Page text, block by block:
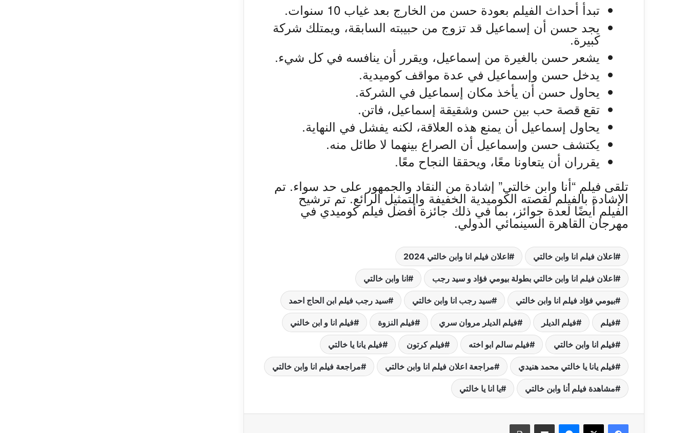
تبدأ أحداث الفيلم بعودة حسن من الخارج بعد غياب 10 سنوات.
يجد حسن أن إسماعيل قد تزوج من حبيبته السابقة، ويمتلك شركة
كبيرة.
يشعر حسن بالغيرة من إسماعيل، ويقرر أن ينافسه في كل شيء.
يدخل حسن وإسماعيل في عدة مواقف كوميدية.
يحاول حسن أن يأخذ مكان إسماعيل في الشركة.
تقع قصة حب بين حسن وشقيقة إسماعيل، فاتن.
يحاول إسماعيل أن يمنع هذه العلاقة، لكنه يفشل في النهاية.
يكتشف حسن وإسماعيل أن الصراع بينهما لا طائل منه.
يقرران أن يتعاونا معًا، ويحققا النجاح معًا.
تلقى فيلم “أنا وابن خالتي” إشادة من النقاد والجمهور على حد سواء. تم
الإشادة بالفيلم لقصته الكوميدية الخفيفة والتمثيل الرائع. تم ترشيح
الفيلم أيضًا لعدة جوائز، بما في ذلك جائزة أفضل فيلم كوميدي في
مهرجان القاهرة السينمائي الدولي.
اعلان فيلم انا وابن خالتي اعلان فيلم انا وابن خالتي 2024
اعلان فيلم انا وابن خالتي بطولة بيومي فؤاد و سيد رجب انا وابن خالتي
بيومي فؤاد فيلم انا وابن خالتي سيد رجب انا وابن خالتي سيد رجب فيلم ابن الحاج احمد
فيلم فيلم الديلر فيلم الديلر مروان سري فيلم النزوة فيلم انا و ابن خالني
فيلم انا وابن خالتي فيلم سالم ابو اخته فيلم كرتون فيلم يانا يا خالتي
فيلم يانا يا خالتي محمد هنيدي مراجعة اعلان فيلم انا وابن خالتي مراجعة فيلم انا وابن خالتي
مشاهدة فيلم أنا وابن خالتي يا انا يا خالتي
فيسبوك ‫X ماسنجر مشاركة عبر البريد طباعة